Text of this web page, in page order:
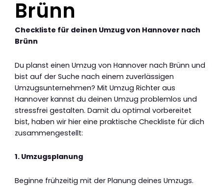
Brünn
Checkliste für deinen Umzug von Hannover nach
Brünn
Du planst einen Umzug von Hannover nach Brünn und
bist auf der Suche nach einem zuverlässigen
Umzugsunternehmen? Mit Umzug Richter aus
Hannover kannst du deinen Umzug problemlos und
stressfrei gestalten. Damit du optimal vorbereitet
bist, haben wir hier eine praktische Checkliste für dich
zusammengestellt:
1. Umzugsplanung
Beginne frühzeitig mit der Planung deines Umzugs.